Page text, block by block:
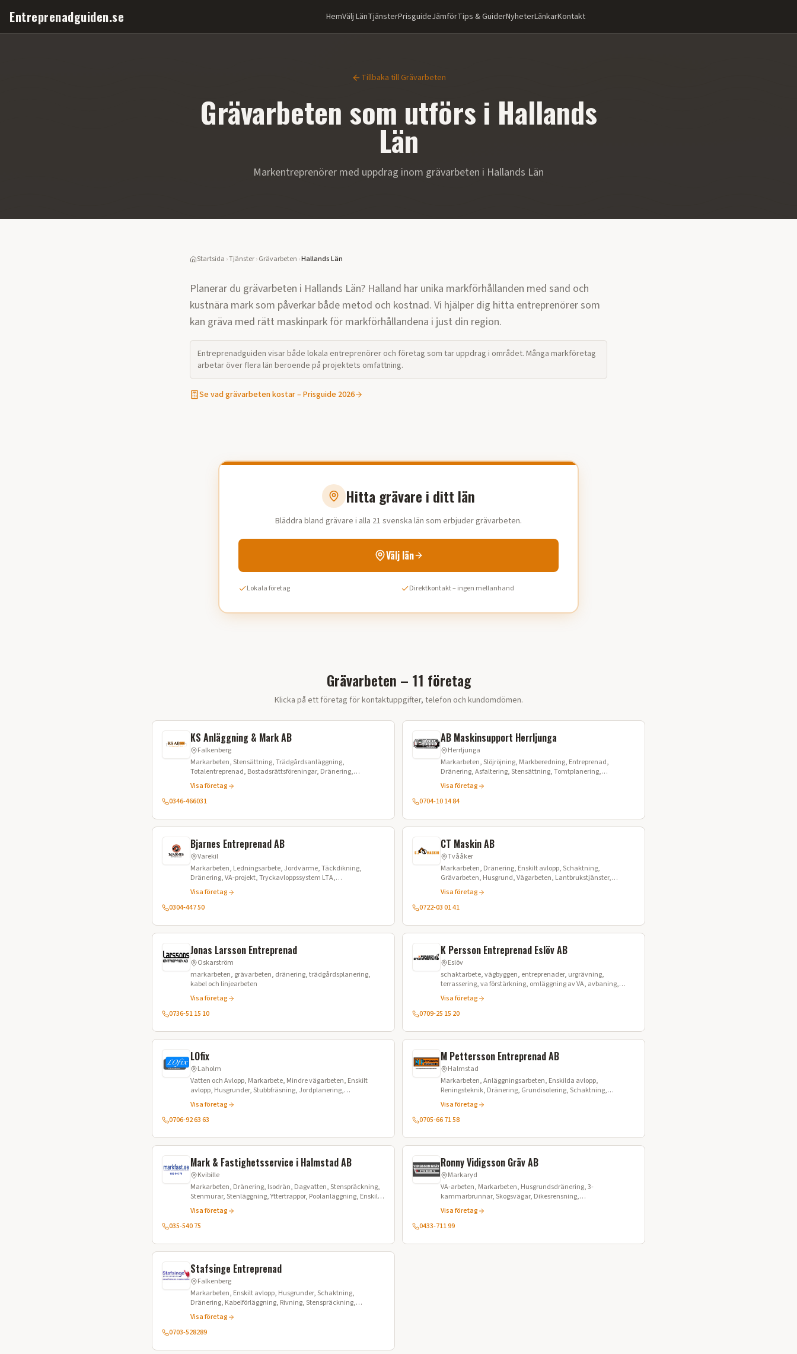
Entreprenadguiden.se HemVälj LänTjänsterPrisguideJämförTips & GuiderNyheterLänkarKontakt
Tillbaka till Grävarbeten
Grävarbeten som utförs i Hallands
Län
Markentreprenörer med uppdrag inom grävarbeten i Hallands Län
Startsida ›Tjänster›Grävarbeten ›Hallands Län
Planerar du grävarbeten i Hallands Län? Halland har unika markförhållanden med sand och
kustnära mark som påverkar både metod och kostnad. Vi hjälper dig hitta entreprenörer som
kan gräva med rätt maskinpark för markförhållandena i just din region.
Entreprenadguiden visar både lokala entreprenörer och företag som tar uppdrag i området. Många markföretag
arbetar över flera län beroende på projektets omfattning.
Se vadgrävarbetenkostar – Prisguide 2026
Hitta grävare i ditt län
Bläddra bland grävare i alla 21 svenska län som erbjuder grävarbeten.
Välj län
Lokala företag Direktkontakt – ingen mellanhand
Grävarbeten – 11 företag
Klicka på ett företag för kontaktuppgifter, telefon och kundomdömen.
KS Anläggning & Mark AB
Falkenberg
Markarbeten, Stensättning, Trädgårdsanläggning,
Totalentreprenad, Bostadsrättsföreningar, Dränering,
Schaktning
Visa företag
0346-466031
AB Maskinsupport Herrljunga
Herrljunga
Markarbeten, Slöjröjning, Markberedning, Entreprenad,
Dränering, Asfaltering, Stensättning, Tomtplanering,
Stubbfräsning, Anläggning
Visa företag
0704-10 14 84
Bjarnes Entreprenad AB
Varekil
Markarbeten, Ledningsarbete, Jordvärme, Täckdikning,
Dränering, VA-projekt, Tryckavloppssystem LTA,
Stenspräckning, Fibergrävning, Sjöförläggning, Styrd borrning
Visa företag
0304-447 50
CT Maskin AB
Tvååker
Markarbeten, Dränering, Enskilt avlopp, Schaktning,
Grävarbeten, Husgrund, Vägarbeten, Lantbrukstjänster,
Snöröjning, VA-arbeten, Maskinstation
Visa företag
0722-03 01 41
Jonas Larsson Entreprenad
Oskarström
markarbeten, grävarbeten, dränering, trädgårdsplanering,
kabel och linjearbeten
Visa företag
0736-51 15 10
K Persson Entreprenad Eslöv AB
Eslöv
schaktarbete, vägbyggen, entreprenader, urgrävning,
terrassering, va förstärkning, omläggning av VA, avbaning,
avtäckning, grundläggningarbeten, vägarbeten, marksanering
Visa företag
0709-25 15 20
LOfix
Laholm
Vatten och Avlopp, Markarbete, Mindre vägarbeten, Enskilt
avlopp, Husgrunder, Stubbfräsning, Jordplanering,
Gräventreprenad, Schaktning
Visa företag
0706-92 63 63
M Pettersson Entreprenad AB
Halmstad
Markarbeten, Anläggningsarbeten, Enskilda avlopp,
Reningsteknik, Dränering, Grundisolering, Schaktning,
Maskintjänster
Visa företag
0705-66 71 58
Mark & Fastighetsservice i Halmstad AB
Kvibille
Markarbeten, Dränering, Isodrän, Dagvatten, Stenspräckning,
Stenmurar, Stenläggning, Yttertrappor, Poolanläggning, Enskilt
avlopp, Byggtjänster, Tak & Fasad
Visa företag
035-540 75
Ronny Vidigsson Gräv AB
Markaryd
VA-arbeten, Markarbeten, Husgrundsdränering, 3-
kammarbrunnar, Skogsvägar, Dikesrensning,
Trädgårdsplanering, Schaktning, Kranbilstransporter,
Grusförsäljning, Matjord, Snöröjning, TMA-körning
Visa företag
0433-711 99
Stafsinge Entreprenad
Falkenberg
Markarbeten, Enskilt avlopp, Husgrunder, Schaktning,
Dränering, Kabelförläggning, Rivning, Stenspräckning,
Dagvatten, Minireningsverk, Sprängning
Visa företag
0703-528289